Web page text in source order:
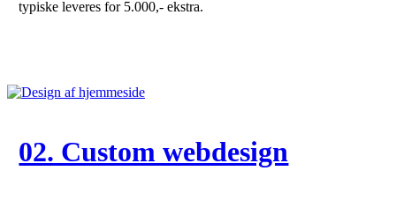
typiske leveres for 5.000,- ekstra.
02. Custom webdesign